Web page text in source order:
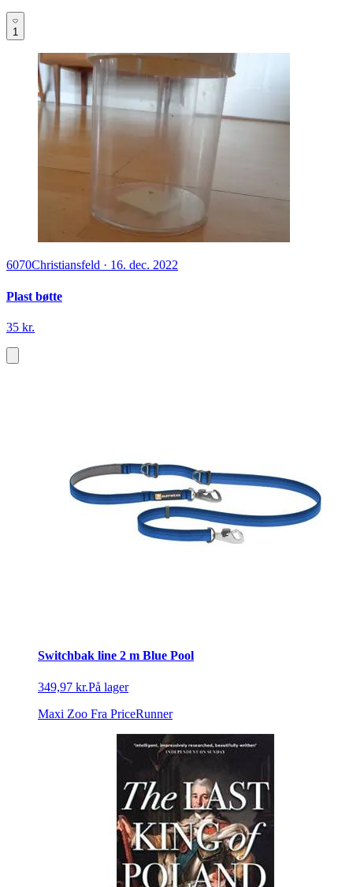
1
6070Christiansfeld · 16. dec. 2022
Plast bøtte
35 kr.
Switchbak line 2 m Blue Pool
349,97 kr.På lager
Maxi Zoo Fra PriceRunner